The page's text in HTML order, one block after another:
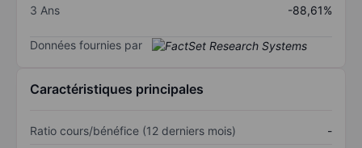
3 Ans
-88,61%
Données fournies par
Caractéristiques principales
Ratio cours/bénéfice (12 derniers mois)
-